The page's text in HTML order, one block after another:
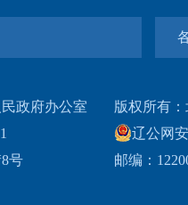
政府办公室
号
版权所有
辽公网
邮编：